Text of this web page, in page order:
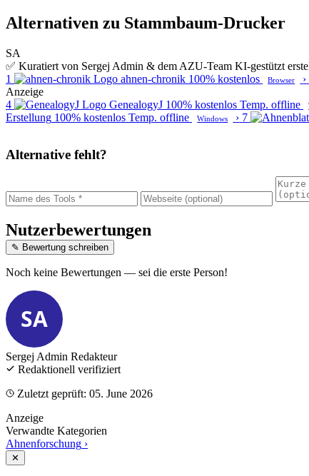
Alternativen zu Stammbaum-Drucker
SA
✅ Kuratiert von Sergej Admin & dem AZU-Team KI-gestützt
1
ahnen-chronik 100% kostenlos Browser ›
Anzeige
4
GenealogyJ 100% kostenlos Temp. offline
Erstellung 100% kostenlos Temp. offline Windows › 7
Alternative fehlt?
Nutzerbewertungen
✎ Bewertung schreiben
Noch keine Bewertungen — sei die erste Person!
SA
Sergej Admin Redakteur
Redaktionell verifiziert
Zuletzt geprüft: 05. June 2026
Anzeige
Verwandte Kategorien
Ahnenforschung ›
✕